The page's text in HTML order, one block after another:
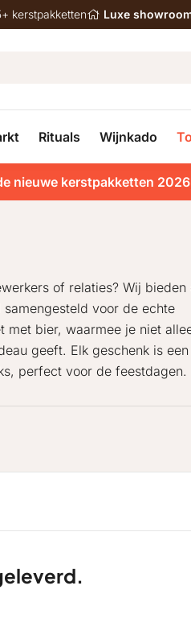
kerstpakketten Luxe
Rituals Wijnkado
nieuwe kerstpakketten
of relaties? Wij bieden
voor de echte
met bier, waarmee je niet
geeft. Elk geschenk is een
perfect voor de feestdagen.